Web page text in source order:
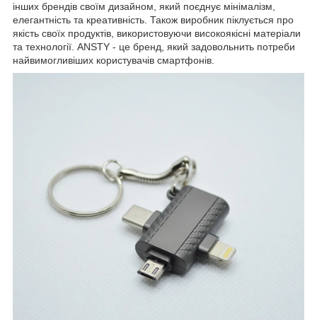
інших брендів своїм дизайном, який поєднує мінімалізм,
елегантність та креативність. Також виробник піклується про
якість своїх продуктів, використовуючи високоякісні матеріали
та технології. ANSTY - це бренд, який задовольнить потреби
найвимогливіших користувачів смартфонів.